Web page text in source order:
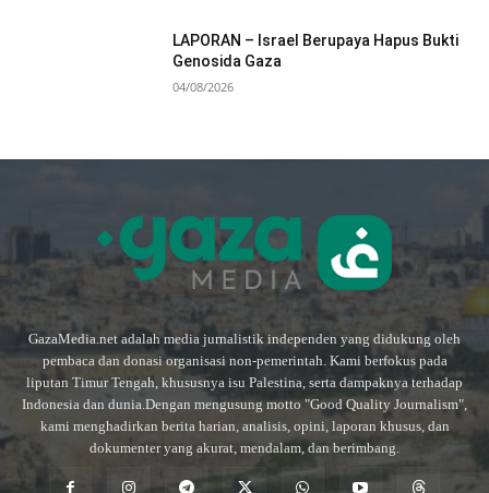
LAPORAN – Israel Berupaya Hapus Bukti
Genosida Gaza
04/08/2026
GazaMedia.net adalah media jurnalistik independen yang didukung oleh
pembaca dan donasi organisasi non-pemerintah. Kami berfokus pada
liputan Timur Tengah, khususnya isu Palestina, serta dampaknya terhadap
Indonesia dan dunia.Dengan mengusung motto "Good Quality Journalism",
kami menghadirkan berita harian, analisis, opini, laporan khusus, dan
dokumenter yang akurat, mendalam, dan berimbang.